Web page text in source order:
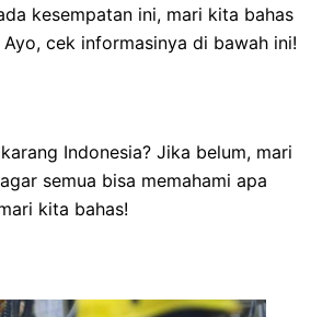
kesempatan ini, mari kita bahas
cek informasinya di bawah ini!
Indonesia? Jika belum, mari
semua bisa memahami apa
kita bahas!